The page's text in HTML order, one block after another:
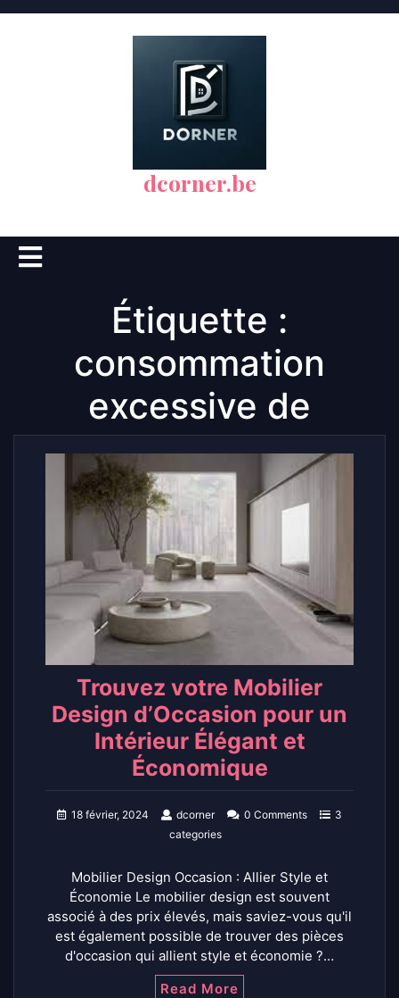
dcorner.be
Open
Button
Étiquette :
consommation
excessive de
Trouvez votre Mobilier
Design d’Occasion pour un
Intérieur Élégant et
Économique
18 février, 2024 dcorner 0 Comments
3
categories
Mobilier Design Occasion : Allier Style et
Économie Le mobilier design est souvent
associé à des prix élevés, mais saviez-vous qu'il
est également possible de trouver des pièces
d'occasion qui allient style et économie ?…
Read More